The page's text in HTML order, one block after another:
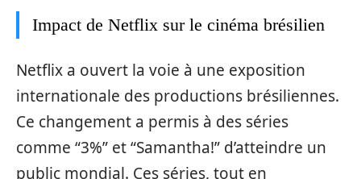
Impact de Netflix sur le cinéma brésilien
Netflix a ouvert la voie à une exposition
internationale des productions brésiliennes.
Ce changement a permis à des séries
comme “3%” et “Samantha!” d’atteindre un
public mondial. Ces séries, tout en